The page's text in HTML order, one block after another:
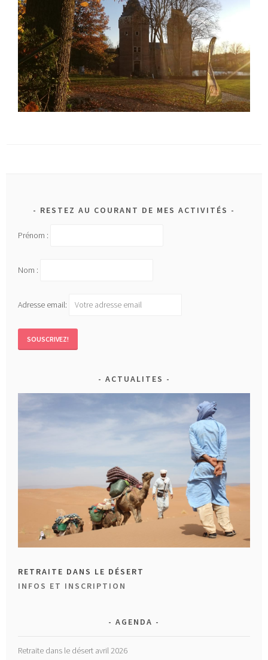
RESTEZ AU COURANT DE MES ACTIVITÉS
Prénom :
Nom :
Adresse email:
ACTUALITES
RETRAITE DANS LE DÉSERT
INFOS ET INSCRIPTION
AGENDA
Retraite dans le désert avril 2026